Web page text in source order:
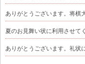
ありがとうございます。将棋
夏のお見舞い状に利用させて
ありがとうございます。礼状